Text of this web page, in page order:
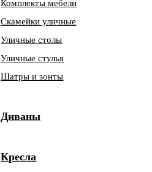
Комплекты мебели
Скамейки уличные
Уличные столы
Уличные стулья
Шатры и зонты
Диваны
Кресла